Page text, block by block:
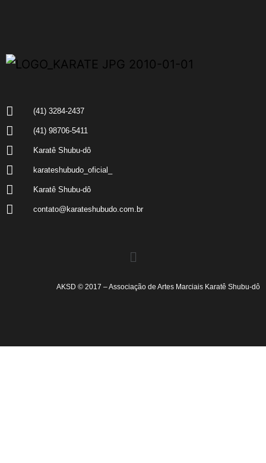
(41) 3284-2437
(41) 98706-5411
Karatê Shubu-dô
karateshubudo_oficial_
Karatê Shubu-dô
contato@karateshubudo.com.br
AKSD © 2017 – Associação de Artes Marciais Karatê Shubu-dô